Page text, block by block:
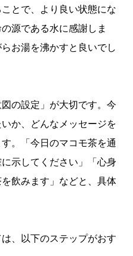
とで、より良い状態にな
源である水に感謝しま
お湯を沸かすと良いでし
の設定」が大切です。今
か、どんなメッセージを
。「今日のマコモ茶を通
示してください」「心身
飲みます」などと、具体
、以下のステップがおす